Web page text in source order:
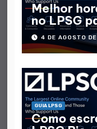
Melhor
no LPSG
máximas
4 DE AGOSTO
GUIA LPSG
Como